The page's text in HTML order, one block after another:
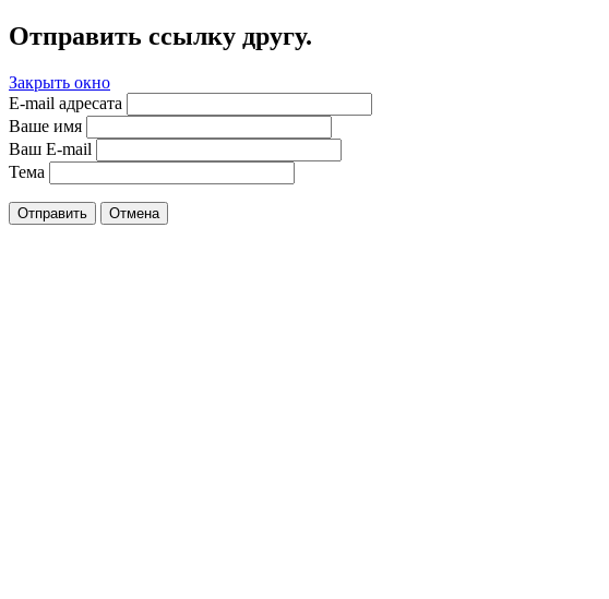
Отправить ссылку другу.
Закрыть окно
E-mail адресата
Ваше имя
Ваш E-mail
Тема
Отправить Отмена